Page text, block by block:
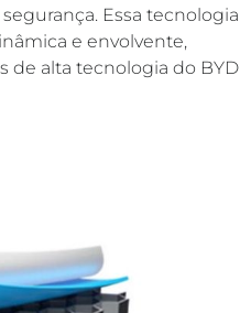
Essa tecnologia
e envolvente,
de alta tecnologia do BYD